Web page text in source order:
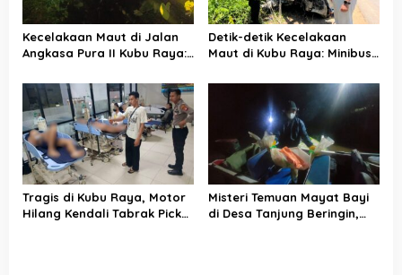
Kecelakaan Maut di Jalan
Angkasa Pura II Kubu Raya:
ke Parit
Detik-detik Kecelakaan
Maut di Kubu Raya: Minibus
Tabrak Truk
Tragis di Kubu Raya, Motor
Hilang Kendali Tabrak Pick
Misteri Temuan Mayat Bayi
di Desa Tanjung Beringin,